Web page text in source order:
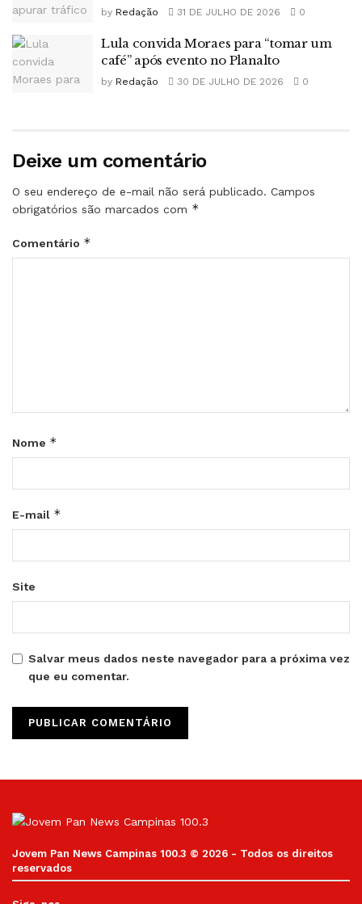
by Redação 31 DE JULHO DE 2026 0
Lula convida Moraes para “tomar um
café” após evento no Planalto
by Redação 30 DE JULHO DE 2026 0
Deixe um comentário
O seu endereço de e-mail não será publicado. Campos
obrigatórios são marcados com *
Comentário *
Nome *
E-mail *
Site
Salvar meus dados neste navegador para a próxima vez
que eu comentar.
Jovem Pan News Campinas 100.3 © 2026 - Todos os direitos
reservados